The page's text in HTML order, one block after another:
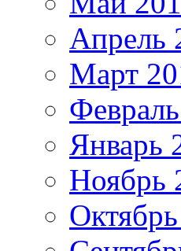
Апрель
Март
Январь
Ноябрь